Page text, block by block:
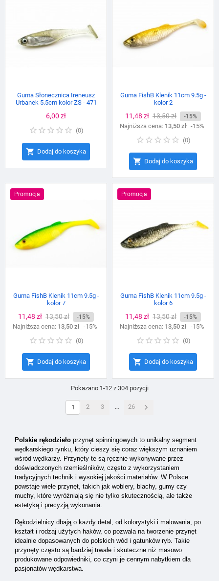
Guma Słonecznica Ireneusz
Urbanek 5.5cm kolor ZS - 471
Cena
6,00 zł
(0)
 Dodaj do koszyka
Guma FishB Klenik 11cm 9.5g -
kolor 2
Cena
11,48 zł Cena
podstawowa
13,50 zł -15%
Najniższa cena: 13,50 zł -15%
(0)
 Dodaj do koszyka
Promocja
Guma FishB Klenik 11cm 9.5g -
kolor 7
Cena
11,48 zł Cena
podstawowa
13,50 zł -15%
Najniższa cena: 13,50 zł -15%
(0)
 Dodaj do koszyka
Promocja
Guma FishB Klenik 11cm 9.5g -
kolor 6
Cena
11,48 zł Cena
podstawowa
13,50 zł -15%
Najniższa cena: 13,50 zł -15%
(0)
 Dodaj do koszyka
Pokazano 1-12 z 304 pozycji
1 2 3 … 26 
Polskie rękodzieło przynęt spinningowych to unikalny segment
wędkarskiego rynku, który cieszy się coraz większym uznaniem
wśród wędkarzy. Przynęty te są ręcznie wykonywane przez
doświadczonych rzemieślników, często z wykorzystaniem
tradycyjnych technik i wysokiej jakości materiałów. W Polsce
powstaje wiele przynęt, takich jak woblery, blachy, gumy czy
muchy, które wyróżniają się nie tylko skutecznością, ale także
estetyką i precyzją wykonania.
Rękodzielnicy dbają o każdy detal, od kolorystyki i malowania, po
kształt i rodzaj użytych haków, co pozwala na tworzenie przynęt
idealnie dopasowanych do polskich wód i gatunków ryb. Takie
przynęty często są bardziej trwałe i skuteczne niż masowo
produkowane odpowiedniki, co czyni je cennym nabytkiem dla
pasjonatów wędkarstwa.